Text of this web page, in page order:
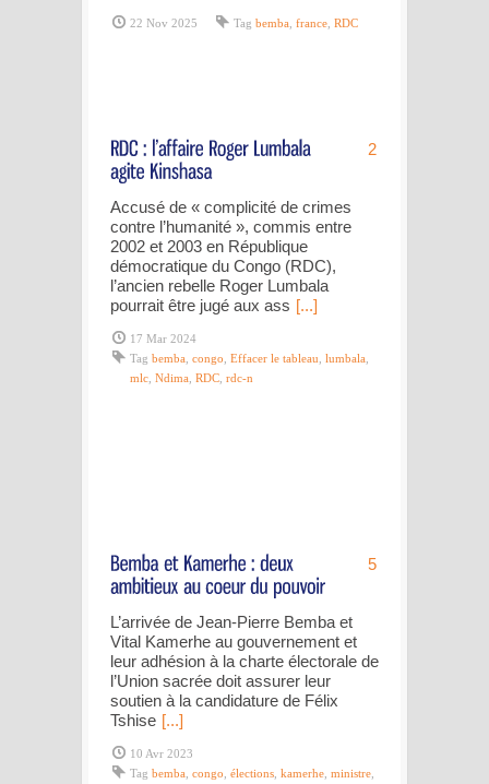
22 Nov 2025 Tag bemba france RDC
2
Accusé de « complicité de crimes
contre l’humanité », commis entre
2002 et 2003 en République
démocratique du Congo (RDC),
l’ancien rebelle Roger Lumbala
pourrait être jugé aux ass [...]
17 Mar 2024
Tag bemba congo Effacer le tableau lumbala
mlc Ndima RDC rdc-n
5
L’arrivée de Jean-Pierre Bemba et
Vital Kamerhe au gouvernement et
leur adhésion à la charte électorale de
l’Union sacrée doit assurer leur
soutien à la candidature de Félix
Tshise [...]
10 Avr 2023
Tag bemba congo élections kamerhe ministre